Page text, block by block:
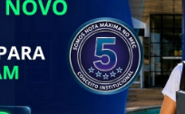
aluno a aprender
Assim, o curso levará o
das várias esferas do
um desempenho